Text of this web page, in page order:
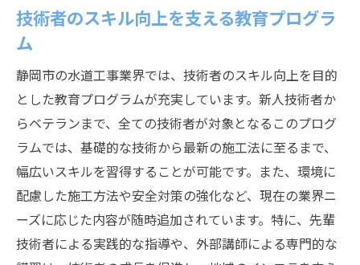
技術者のスキル向上を支える教育プログラ
ム
静岡市の水道工事業界では、技術者のスキル向上を目的
とした教育プログラムが充実しています。新人技術者か
らベテランまで、全ての技術者が対象となるこのプログ
ラムでは、基礎的な技術から最新の施工法に至るまで、
幅広いスキルを習得することが可能です。また、環境に
配慮した施工方法や安全対策の強化など、現在の業界ニ
ーズに応じた内容が随時追加されています。特に、先輩
技術者による実践的な指導や、外部講師による専門的な